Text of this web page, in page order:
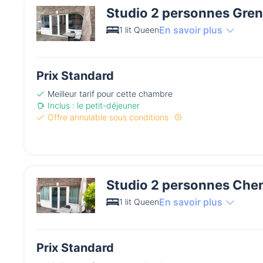
Studio 2 personnes
1 lit QueenEn savoir plus
Prix Standard
Meilleur tarif pour cette chambre
Inclus : le petit-déjeuner
Offre annulable sous conditions
Studio 2 personnes
1 lit QueenEn savoir plus
Prix Standard